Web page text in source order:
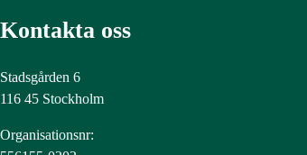
Kontakta oss
Stadsgården 6
116 45 Stockholm
Organisationsnr: